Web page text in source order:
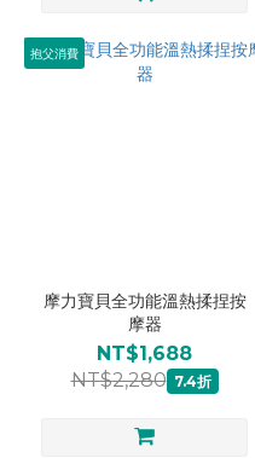
抱父消費
摩力寶貝全功能溫熱揉捏按
摩器
NT$1,688
NT$2,280 7.4折